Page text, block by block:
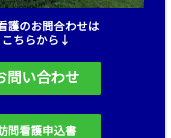
護のお問合わせは
こちらから↓
問い合わせ
問看護申込書